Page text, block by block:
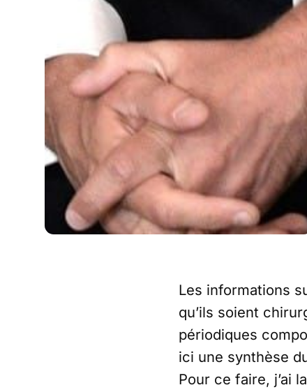
Les informations
qu’ils soient
périodiques
ici une synthèse
Pour ce faire, j’ai